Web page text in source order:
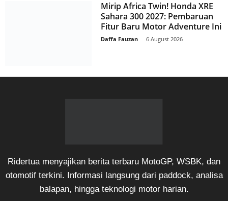
Mirip Africa Twin! Honda XRE
Sahara 300 2027: Pembaruan
Fitur Baru Motor Adventure Ini
Daffa Fauzan 6 August 2026
Ridertua menyajikan berita terbaru MotoGP, WSBK, dan
otomotif terkini. Informasi langsung dari paddock, analisa
balapan, hingga teknologi motor harian.